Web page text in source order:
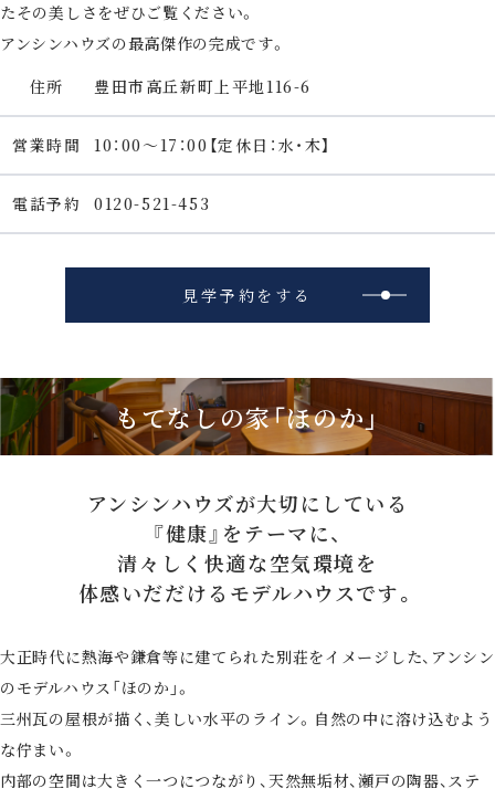
たその美しさをぜひご覧ください。
アンシンハウズの最高傑作の完成です。
住所
豊田市高丘新町上平地116-6
営業時間 10：00～17：00【定休日：水・木】
電話予約 0120-521-453
見学予約をする
もてなしの家「ほのか」
アンシンハウズが大切にしている
『健康』をテーマに、
清々しく快適な空気環境を
体感いだだけるモデルハウスです。
大正時代に熱海や鎌倉等に建てられた別荘をイメージした、アンシン
のモデルハウス「ほのか」。
三州瓦の屋根が描く、美しい水平のライン。自然の中に溶け込むよう
な佇まい。
内部の空間は大きく一つにつながり、天然無垢材、瀬戸の陶器、ステ